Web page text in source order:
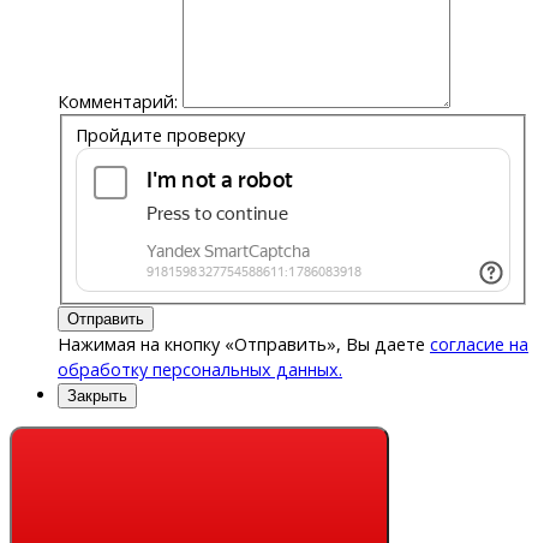
Комментарий:
Пройдите проверку
Отправить
Нажимая на кнопку «Отправить», Вы даете согласие на
обработку персональных данных.
Закрыть